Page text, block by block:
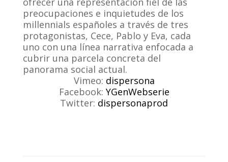
preocupaciones e inquietudes de los
millennials españoles a través de tres
protagonistas, Cece, Pablo y Eva, cada
uno con una línea narrativa enfocada a
cubrir una parcela concreta del
panorama social actual.
Vimeo: dispersona
Facebook: YGenWebserie
Twitter: dispersonaprod